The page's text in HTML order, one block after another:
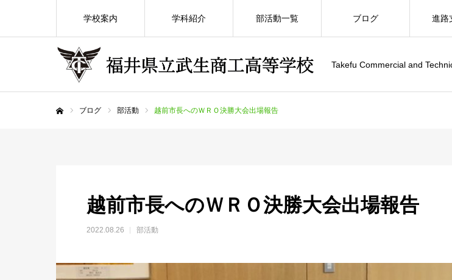
Takefu Commercial and
学校案内 学科紹介 部活動一覧 ブログ 進路
ブログ 部活動 越前市長へのＷＲＯ決勝大会出場報告
越前市長へのＷＲＯ決勝大会出場報告
2022.08.26 部活動